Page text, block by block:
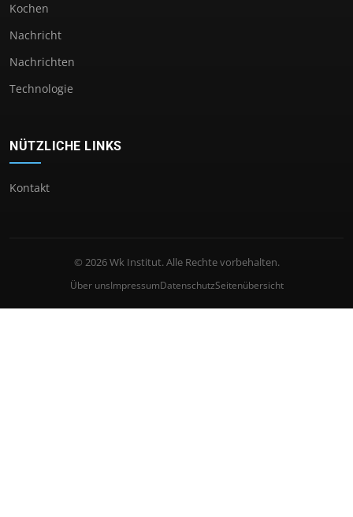
Kochen
Nachricht
Nachrichten
Technologie
NÜTZLICHE LINKS
Kontakt
© 2026 Wk Institut. Alle Rechte vorbehalten.
Über unsImpressumDatenschutzSeitenübersicht